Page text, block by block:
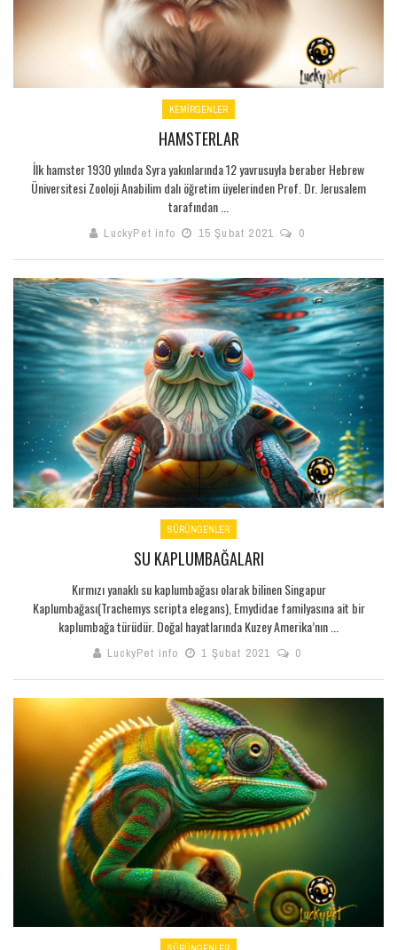
KEMİRGENLER
HAMSTERLAR
İlk hamster 1930 yılında Syra yakınlarında 12 yavrusuyla beraber Hebrew
Üniversitesi Zooloji Anabilim dalı öğretim üyelerinden Prof. Dr. Jerusalem
tarafından ...
LuckyPet info 15 Şubat 2021 0
SÜRÜNGENLER
SU KAPLUMBAĞALARI
Kırmızı yanaklı su kaplumbağası olarak bilinen Singapur
Kaplumbağası(Trachemys scripta elegans), Emydidae familyasına ait bir
kaplumbağa türüdür. Doğal hayatlarında Kuzey Amerika’nın ...
LuckyPet info 1 Şubat 2021 0